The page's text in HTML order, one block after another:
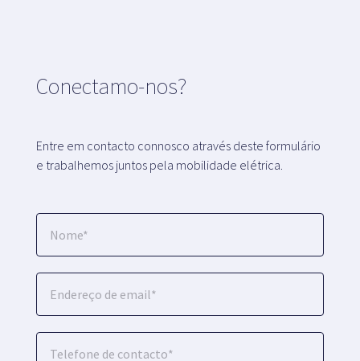
Conectamo-nos?
Entre em contacto connosco através deste formulário
e trabalhemos juntos pela mobilidade elétrica.